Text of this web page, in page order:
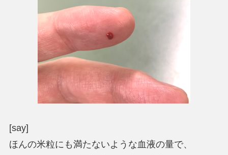
[say]
ほんの米粒にも満たないような血液の量で、